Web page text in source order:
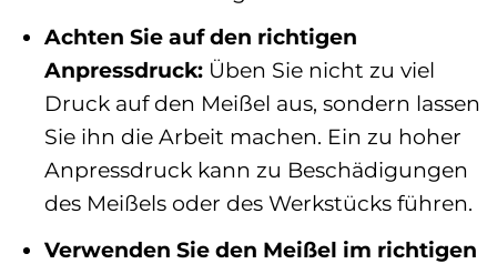
Achten Sie auf den richtigen
Anpressdruck:Üben Sie nicht zu viel
Druck auf den Meißel aus, sondern lassen
Sie ihn die Arbeit machen. Ein zu hoher
Anpressdruck kann zu Beschädigungen
des Meißels oder des Werkstücks führen.
Verwenden Sie den Meißel im richtigen